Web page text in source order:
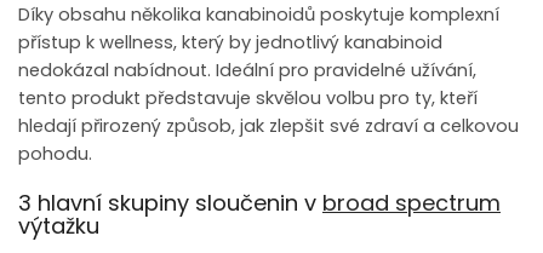
Díky obsahu několika kanabinoidů poskytuje komplexní
přístup k wellness, který by jednotlivý kanabinoid
nedokázal nabídnout. Ideální pro pravidelné užívání,
tento produkt představuje skvělou volbu pro ty, kteří
hledají přirozený způsob, jak zlepšit své zdraví a celkovou
pohodu.
3 hlavní skupiny sloučenin v broad spectrum
výtažku